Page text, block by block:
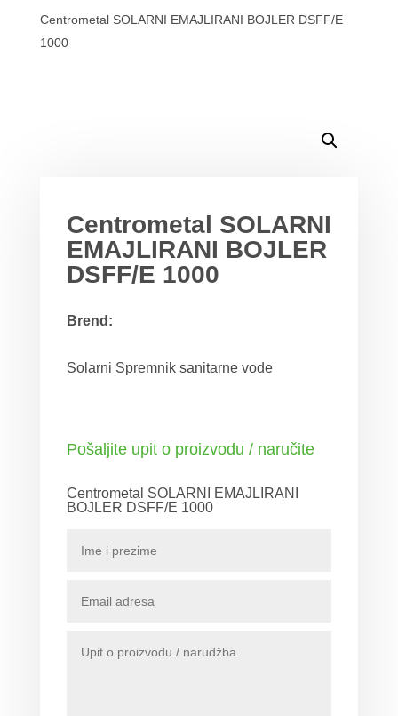
Centrometal SOLARNI EMAJLIRANI BOJLER DSFF/E
1000
MOGLO BI VAS ZANIMATI
Centrometal SOLARNI
EMAJLIRANI BOJLER
DSFF/E 1000
Brend:
Solarni Spremnik sanitarne vode
Pošaljite upit o proizvodu / naručite
Centrometal SOLARNI EMAJLIRANI
BOJLER DSFF/E 1000